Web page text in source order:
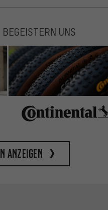
UNS
anzeigen